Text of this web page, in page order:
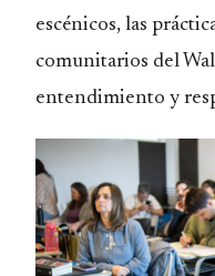
escénicos, las
comunitarios del
entendimiento y